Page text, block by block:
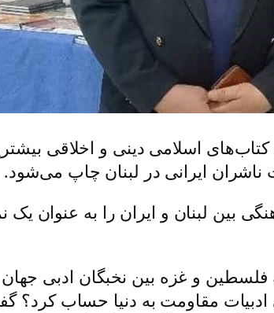
اسلامی دینی و اخلاقی
ایرانی در لبنان چاپ می‌شود.
بین لبنان و ایران را به عنوان
فلسطین و غزه بین نخبگان ادبی
مقاومت به دنیا حساب کرد؟